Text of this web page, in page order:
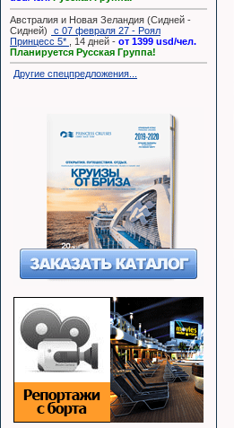
Австралия и Новая Зеландия (Сидней -
Сидней)
с 07 февраля 27 - Роял
Принцесс 5*
, 14 дней - от 1399 usd/чел.
Планируется Русская Группа!
Другие спецпредложения...